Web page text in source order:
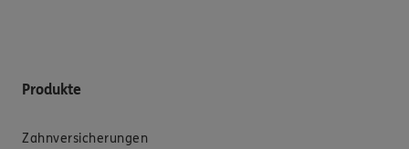
Produkte
Zahnversicherungen